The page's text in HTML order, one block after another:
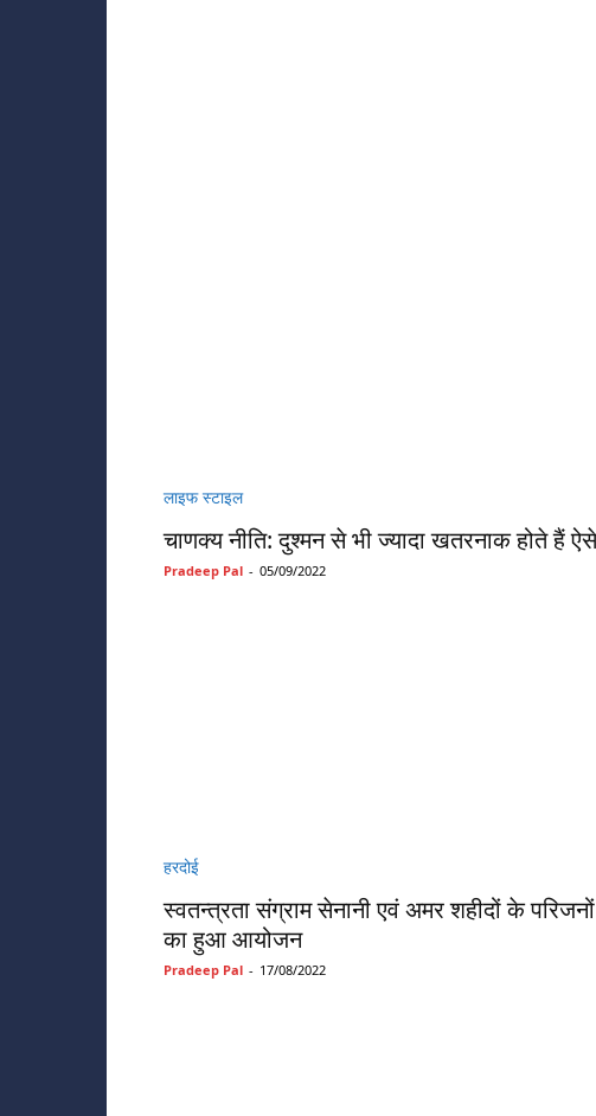
लाइफ स्टाइल
चाणक्य नीति: दुश्मन से भी ज्यादा खतरनाक होते हैं
Pradeep Pal - 05/09/2022
हरदोई
स्वतन्त्रता संग्राम सेनानी एवं अमर शहीदों के
का हुआ आयोजन
Pradeep Pal - 17/08/2022